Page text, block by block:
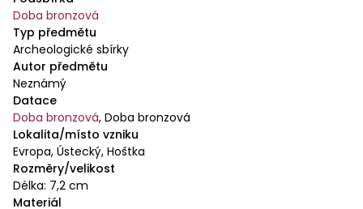
Doba bronzová
Typ předmětu
Archeologické sbírky
Autor předmětu
Neznámý
Datace
Doba bronzová, Doba bronzová
Lokalita/místo vzniku
Evropa, Ústecký, Hoštka
Rozměry/velikost
Délka: 7,2 cm
Materiál